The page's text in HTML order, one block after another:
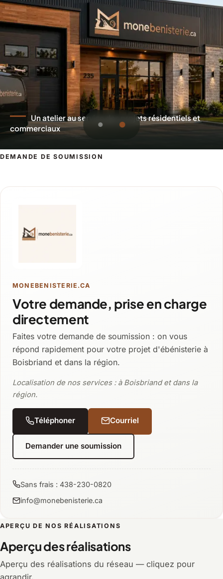
Un atelier au service des projets résidentiels et
commerciaux
DEMANDE DE SOUMISSION
MONEBENISTERIE.CA
Votre demande, prise en charge
directement
Faites votre demande de soumission : on vous
répond rapidement pour votre projet d'ébénisterie à
Boisbriand et dans la région.
Localisation de nos services : à Boisbriand et dans la
région.
Téléphoner Courriel
Demander une soumission
Sans frais : 438-230-0820
info@monebenisterie.ca
APERÇU DE NOS RÉALISATIONS
Aperçu des réalisations
Aperçu des réalisations du réseau — cliquez pour
agrandir.